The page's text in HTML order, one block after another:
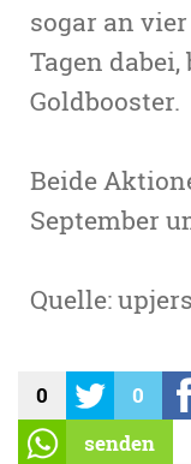
sogar an
Tagen
Goldbooster.
Beide
September
Quelle: upjers
0 0
senden